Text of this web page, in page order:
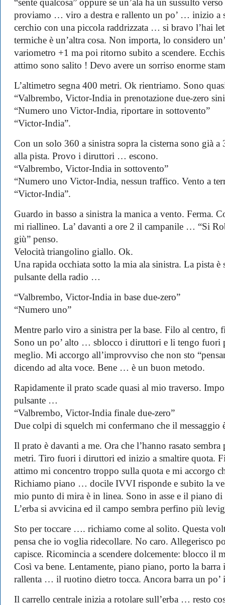
“sente qualcosa” oppure se un’ala ha un sussulto
proviamo … viro a destra e rallento un po’ … inizio a
cerchio con una piccola raddrizzata … si bravo l’hai
termiche è un’altra cosa. Non importa, lo considero
variometro +1 ma poi ritorno subito a scendere.
attimo sono salito ! Devo avere un sorriso enorme
L’altimetro segna 400 metri. Ok rientriamo. Sono
“Valbrembo, Victor-India in prenotazione due-zero
“Numero uno Victor-India, riportare in sottovento”
“Victor-India”.
Con un solo 360 a sinistra sopra la cisterna sono già
alla pista. Provo i diruttori … escono.
“Valbrembo, Victor-India in sottovento”
“Numero uno Victor-India, nessun traffico. Vento a
“Victor-India”.
Guardo in basso a sinistra la manica a vento. Ferma.
mi riallineo. La’ davanti a ore 2 il campanile … “Si
giù” penso.
Velocità triangolino giallo. Ok.
Una rapida occhiata sotto la mia ala sinistra. La pista è
pulsante della radio …
“Valbrembo, Victor-India in base due-zero”
“Numero uno”
Mentre parlo viro a sinistra per la base. Filo al centro,
Sono un po’ alto … sblocco i diruttori e li tengo fuori
meglio. Mi accorgo all’improvviso che non sto
dicendo ad alta voce. Bene … è un buon metodo.
Rapidamente il prato scade quasi al mio traverso.
pulsante …
“Valbrembo, Victor-India finale due-zero”
Due colpi di squelch mi confermano che il messaggio
Il prato è davanti a me. Ora che l’hanno rasato
metri. Tiro fuori i diruttori ed inizio a smaltire quota.
attimo mi concentro troppo sulla quota e mi accorgo
Richiamo piano … docile IVVI risponde e subito la
mio punto di mira è in linea. Sono in asse e il piano
L’erba si avvicina ed il campo sembra perfino più
Sto per toccare …. richiamo come al solito. Questa
pensa che io voglia ridecollare. No caro. Allegerisco
capisce. Ricomincia a scendere dolcemente: blocco il
Così va bene. Lentamente, piano piano, porto la
rallenta … il ruotino dietro tocca. Ancora barra un
Il carrello centrale inizia a rotolare sull’erba … resto